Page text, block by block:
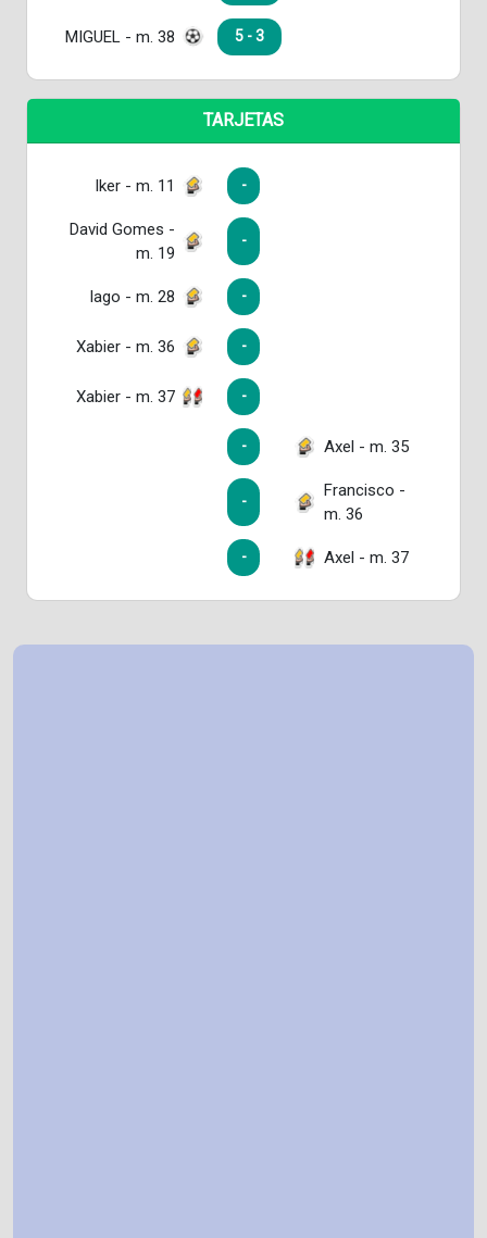
MIGUEL - m. 38 5 - 3
TARJETAS
Iker - m. 11 -
David Gomes -
m. 19
-
Iago - m. 28 -
Xabier - m. 36 -
Xabier - m. 37 -
- Axel - m. 35
-
Francisco -
m. 36
- Axel - m. 37